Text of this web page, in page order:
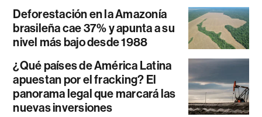
Deforestación en la Amazonía
brasileña cae 37% y apunta a su
nivel más bajo desde 1988
¿Qué países de América Latina
apuestan por el fracking? El
panorama legal que marcará las
nuevas inversiones